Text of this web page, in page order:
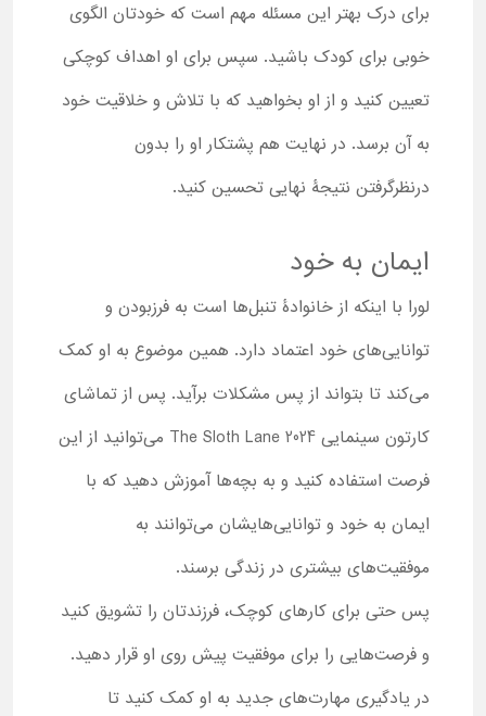
برای درک بهتر این مسئله مهم است که خودتان الگوی
خوبی برای کودک باشید. سپس برای او اهداف کوچکی
تعیین کنید و از او بخواهید که با تلاش و خلاقیت خود
به آن برسد. در نهایت هم پشتکار او را بدون
درنظرگرفتن نتیجۀ نهایی تحسین کنید.
ایمان به خود
لورا با اینکه از خانوادۀ تنبل‌ها است به فرزبودن و
توانایی‌های خود اعتماد دارد. همین موضوع به او کمک
می‌کند تا بتواند از پس مشکلات برآید. پس از تماشای
کارتون سینمایی The Sloth Lane 2024 می‌توانید از این
فرصت استفاده کنید و به بچه‌ها آموزش ‌دهید که با
ایمان به خود و توانایی‌هایشان می‌توانند به
موفقیت‌های بیشتری در زندگی برسند.
پس حتی برای کارهای کوچک،‌ فرزندتان را تشویق کنید
و فرصت‌هایی را برای موفقیت پیش روی او قرار دهید.
در یادگیری مهارت‌های جدید به او کمک کنید تا